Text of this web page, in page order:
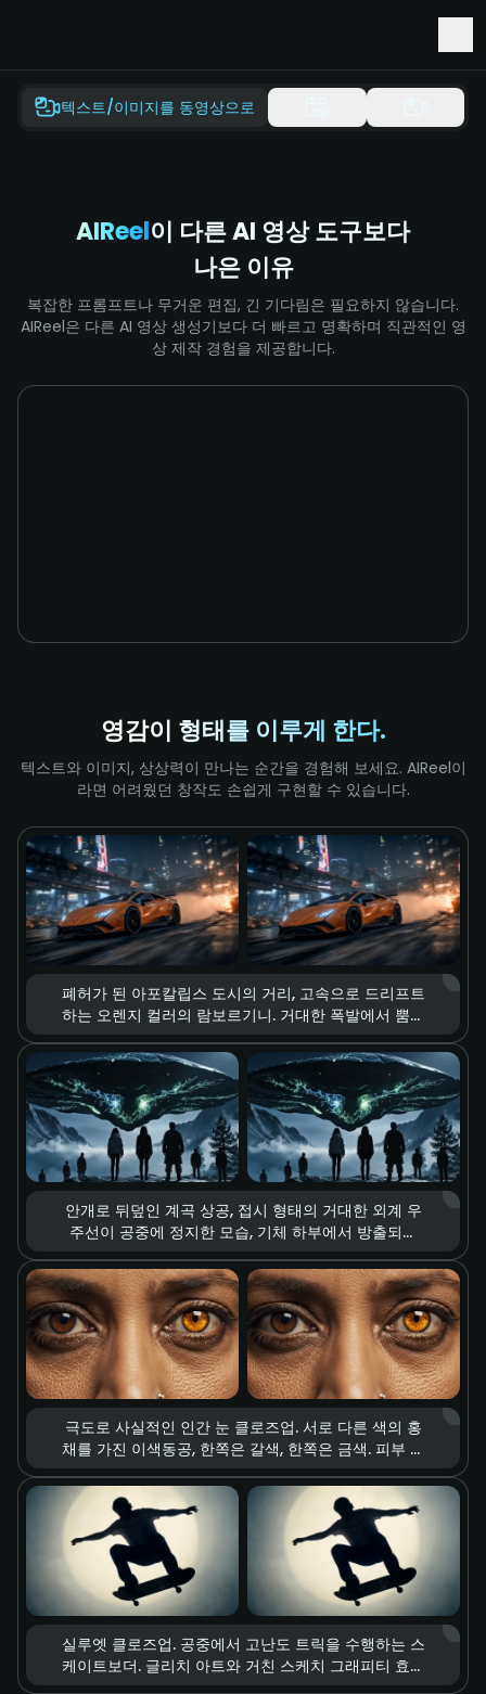
텍스트/이미지를 동영상으로
AIReel이 다른 AI 영상 도구보다
나은 이유
복잡한 프롬프트나 무거운 편집, 긴 기다림은 필요하지 않습니다.
AIReel은 다른 AI 영상 생성기보다 더 빠르고 명확하며 직관적인 영
상 제작 경험을 제공합니다.
영감이 형태를 이루게 한다.
텍스트와 이미지, 상상력이 만나는 순간을 경험해 보세요. AIReel이
라면 어려웠던 창작도 손쉽게 구현할 수 있습니다.
폐허가 된 아포칼립스 도시의 거리, 고속으로 드리프트
하는 오렌지 컬러의 람보르기니. 거대한 폭발에서 뿜어
게 피어오르는 연기, 차가운 톤과 따뜻한 톤이 강하게
대비되는 컬러 구성. 종말의 황폐함과 속도에 대한 열
정을 동시에 강조하는 분위기, 파괴가 만들어내는 독특
한 미학.
안개로 뒤덮인 계곡 상공, 접시 형태의 거대한 외계 우
주선이 공중에 정지한 모습, 기체 하부에서 방출되는
보는 사람들. 압도적이고 폐쇄적인 구도. 긴장감을 극
대화하는 조명 연출, SF 스릴러 특유의 불안하고 신비
로운 분위기.
극도로 사실적인 인간 눈 클로즈업. 서로 다른 색의 홍
채를 가진 이색동공, 한쪽은 갈색, 한쪽은 금색. 피부 질
일. 극적인 조명 변화, 시선만으로 전달되는 깊고 복합
실루엣 클로즈업. 공중에서 고난도 트릭을 수행하는 스
케이트보더. 글리치 아트와 거친 스케치 그래피티 효과